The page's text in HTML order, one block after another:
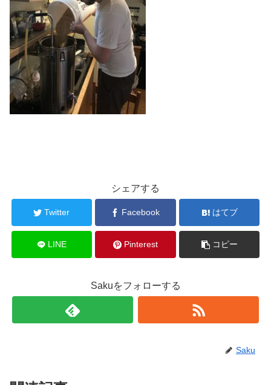
シェアする
Twitter Facebook はてブ
LINE Pinterest コピー
Sakuをフォローする
Saku